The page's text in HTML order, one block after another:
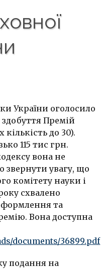
плани
Навчальний процес
Студентська наука
Навчально-методичне
забезпечення освітньої
програми
Моніторинг якості
реалізації освітніх
програм
Кваліфікаційний екзамен
Кваліфікаційна робота
Можливості
України оголосило
Премій
кількість до 30).
115 тис грн.
вона не
звернути увагу, що
комітету науки і
схвалено
та
Вона доступна
documents/36899.pdf
подання на